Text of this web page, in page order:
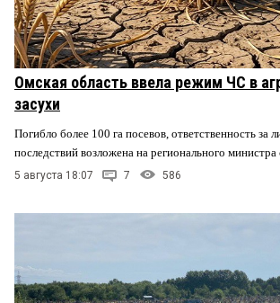
Омская область ввела режим ЧС в
засухи
Погибло более 100 га посевов, ответственность за
последствий возложена на регионального министра
5 августа 18:07 7 586